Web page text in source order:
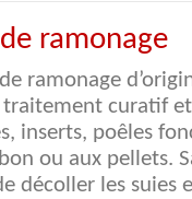
ramonage
ramonage
traitement curatif
inserts, poêles
ou aux pellets.
décoller les suies